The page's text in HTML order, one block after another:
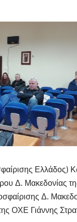
Ελλάδος)
Δ. Μακεδονίας
Δ.
ΟΧΕ Γιάννης